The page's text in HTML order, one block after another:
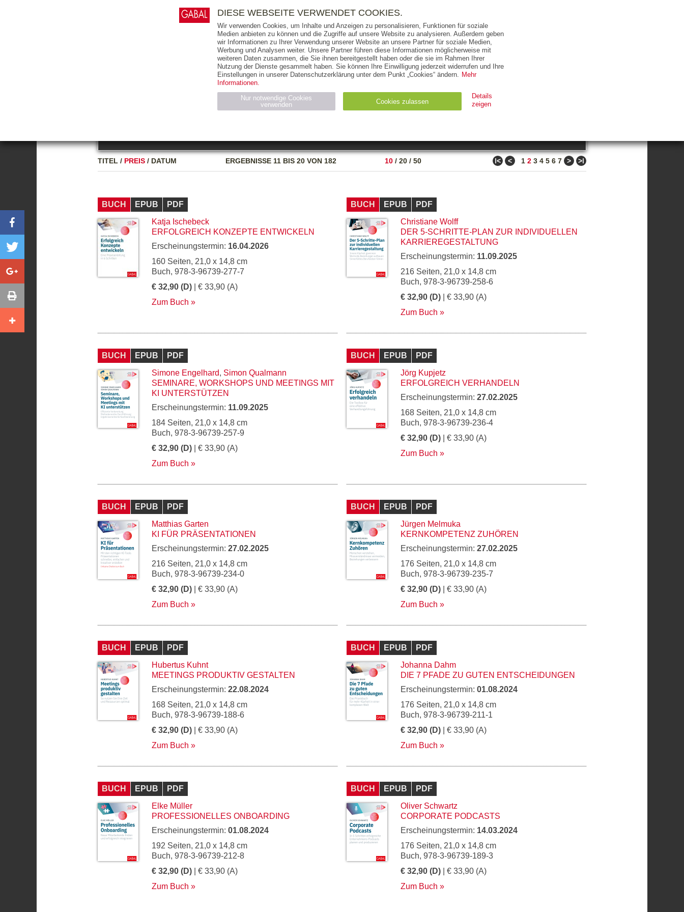
AUSGABEART AUS DER REIHE ZUM THEMA
TITEL / PREIS / DATUM ERGEBNISSE 11 BIS 20 VON 182 10 / 20 / 50 ǀ< < 1 2 3 4 5 6 7 > >ǀ
BUCH EPUB
PDF
Katja Ischebeck
ERFOLGREICH KONZEPTE ENTWICKELN
Erscheinungstermin: 16.04.2026
160 Seiten, 21,0 x 14,8 cm
Buch, 978-3-96739-277-7
€ 32,90 (D) | € 33,90 (A)
Zum Buch
BUCH EPUB
PDF
Christiane Wolff
DER 5-SCHRITTE-PLAN ZUR INDIVIDUELLEN
KARRIEREGESTALTUNG
Erscheinungstermin: 11.09.2025
216 Seiten, 21,0 x 14,8 cm
Buch, 978-3-96739-258-6
€ 32,90 (D) | € 33,90 (A)
Zum Buch
BUCH EPUB
PDF
Simone Engelhard, Simon Qualmann
SEMINARE, WORKSHOPS UND MEETINGS MIT
KI UNTERSTÜTZEN
Erscheinungstermin: 11.09.2025
184 Seiten, 21,0 x 14,8 cm
Buch, 978-3-96739-257-9
€ 32,90 (D) | € 33,90 (A)
Zum Buch
BUCH EPUB
PDF
Jörg Kupjetz
ERFOLGREICH VERHANDELN
Erscheinungstermin: 27.02.2025
168 Seiten, 21,0 x 14,8 cm
Buch, 978-3-96739-236-4
€ 32,90 (D) | € 33,90 (A)
Zum Buch
BUCH EPUB
PDF
Matthias Garten
KI FÜR PRÄSENTATIONEN
Erscheinungstermin: 27.02.2025
216 Seiten, 21,0 x 14,8 cm
Buch, 978-3-96739-234-0
€ 32,90 (D) | € 33,90 (A)
Zum Buch
BUCH EPUB
PDF
Jürgen Melmuka
KERNKOMPETENZ ZUHÖREN
Erscheinungstermin: 27.02.2025
176 Seiten, 21,0 x 14,8 cm
Buch, 978-3-96739-235-7
€ 32,90 (D) | € 33,90 (A)
Zum Buch
BUCH EPUB
PDF
Hubertus Kuhnt
MEETINGS PRODUKTIV GESTALTEN
Erscheinungstermin: 22.08.2024
168 Seiten, 21,0 x 14,8 cm
Buch, 978-3-96739-188-6
€ 32,90 (D) | € 33,90 (A)
Zum Buch
BUCH EPUB
PDF
Johanna Dahm
DIE 7 PFADE ZU GUTEN ENTSCHEIDUNGEN
Erscheinungstermin: 01.08.2024
176 Seiten, 21,0 x 14,8 cm
Buch, 978-3-96739-211-1
€ 32,90 (D) | € 33,90 (A)
Zum Buch
BUCH EPUB
PDF
Elke Müller
PROFESSIONELLES ONBOARDING
Erscheinungstermin: 01.08.2024
192 Seiten, 21,0 x 14,8 cm
Buch, 978-3-96739-212-8
€ 32,90 (D) | € 33,90 (A)
Zum Buch
BUCH EPUB
PDF
Oliver Schwartz
CORPORATE PODCASTS
Erscheinungstermin: 14.03.2024
176 Seiten, 21,0 x 14,8 cm
Buch, 978-3-96739-189-3
€ 32,90 (D) | € 33,90 (A)
Zum Buch
E-BOOKS AUDIO-CDS MP3 NON-BOOKS
THEMEN AUTOREN VERLAG
RIGHTS PRESSE HANDEL FÜR UNTERNEHMEN
DIESE WEBSEITE VERWENDET COOKIES.
Wir verwenden Cookies, um Inhalte und Anzeigen zu personalisieren, Funktionen für soziale
Medien anbieten zu können und die Zugriffe auf unsere Website zu analysieren. Außerdem geben
wir Informationen zu Ihrer Verwendung unserer Website an unsere Partner für soziale Medien,
Werbung und Analysen weiter. Unsere Partner führen diese Informationen möglicherweise mit
weiteren Daten zusammen, die Sie ihnen bereitgestellt haben oder die sie im Rahmen Ihrer
Nutzung der Dienste gesammelt haben. Sie können Ihre Einwilligung jederzeit widerrufen und Ihre
Einstellungen in unserer Datenschutzerklärung unter dem Punkt „Cookies“ ändern. Mehr
Informationen.
Nur notwendige Cookies
verwenden
Cookies zulassen
Details
zeigen
Name Anbieter Zweck Ablauf
Typ
CMS_SESSION_ID
gabal-
Wird für die Speicherung der Benutzer-Session verwendet HTTP